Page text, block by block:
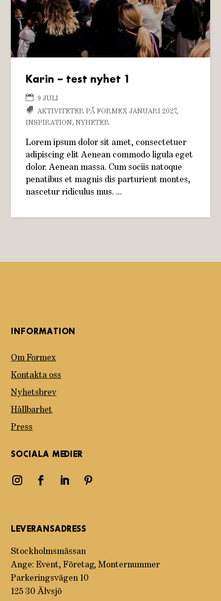
Karin – test nyhet 1
9 JULI
AKTIVITETER PÅ FORMEX JANUARI 2027,
INSPIRATION,NYHETER
Lorem ipsum dolor sit amet, consectetuer
adipiscing elit Aenean commodo ligula eget
dolor. Aenean massa. Cum sociis natoque
penatibus et magnis dis parturient montes,
nascetur ridiculus mus. ...
INFORMATION
Om Formex
Kontakta oss
Nyhetsbrev
Hållbarhet
Press
SOCIALA MEDIER
LEVERANSADRESS
Stockholmsmässan
Ange: Event, Företag, Monternummer
Parkeringsvägen 10
125 30 Älvsjö